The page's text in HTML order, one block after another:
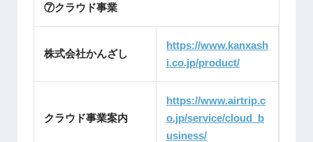
⑦クラウド事業
株式会社かんざし
https://www.kanxash
i.co.jp/product/
クラウド事業案内
https://www.airtrip.c
o.jp/service/cloud_b
usiness/